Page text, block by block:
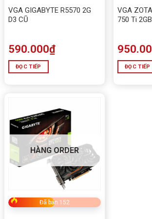
Card màn hình T-WOLF GT 730 2GB
tối ưu cho người dùng phổ thông muốn
cơ bản, hỗ trợ đa màn hình và có độ bền
lựa chọn phù hợp cho văn phòng, học
hoặc những ai cần card rời giá rẻ.
Ad thấy Card màn hình T-WOLF GT
tuy không phải dòng card mạnh cho
nhưng với mức giá dễ tiếp cận và khả
họa cơ bản ổn định, đây là lựa chọn
các bộ PC văn phòng hoặc giải trí nhẹ.
VGA GIGABYTE R5570 2G
D3 CŨ
590.000₫
ĐỌC TIẾP
VGA
750 Ti
ĐỌC TIẾP
HÀNG ORDER
Đã bán 152